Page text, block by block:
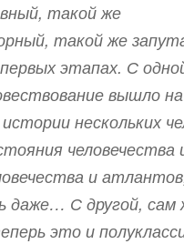
такой же
такой же
этапах. С
вышло
нескольких
человечества
и
С другой, сам
это и